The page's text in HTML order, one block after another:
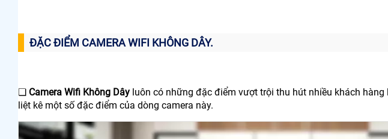
ĐẶC ĐIỂM CAMERA WIFI KHÔNG DÂY.
❏ Camera Wifi Không Dây luôn có những đặc điểm vượt trội thu hút nhiều khách
liệt kê một số đặc điểm của dòng camera này.